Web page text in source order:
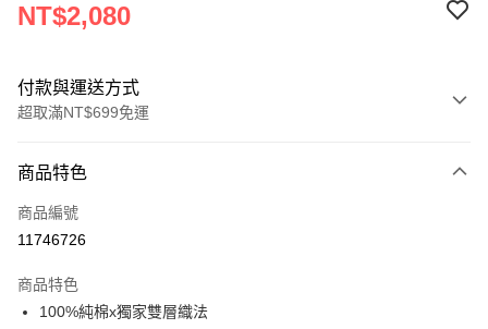
NT$2,080
付款與運送方式
超取滿NT$699免運
信用卡一次付款
信用卡分期付款
合作金庫商業銀行
華南商業銀行
超商取貨付款
商品特色
商品編號
11746726
商品特色
100%純棉x獨家雙層織法